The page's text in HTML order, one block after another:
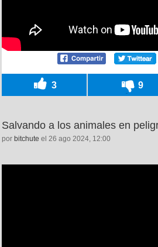
3 9
Salvando a los animales en
por bitchute el 26 ago 2024, 12:00